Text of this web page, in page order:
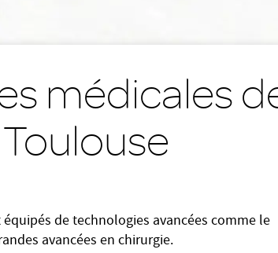
médicales
de technologies avancées comme le
avancées en chirurgie.